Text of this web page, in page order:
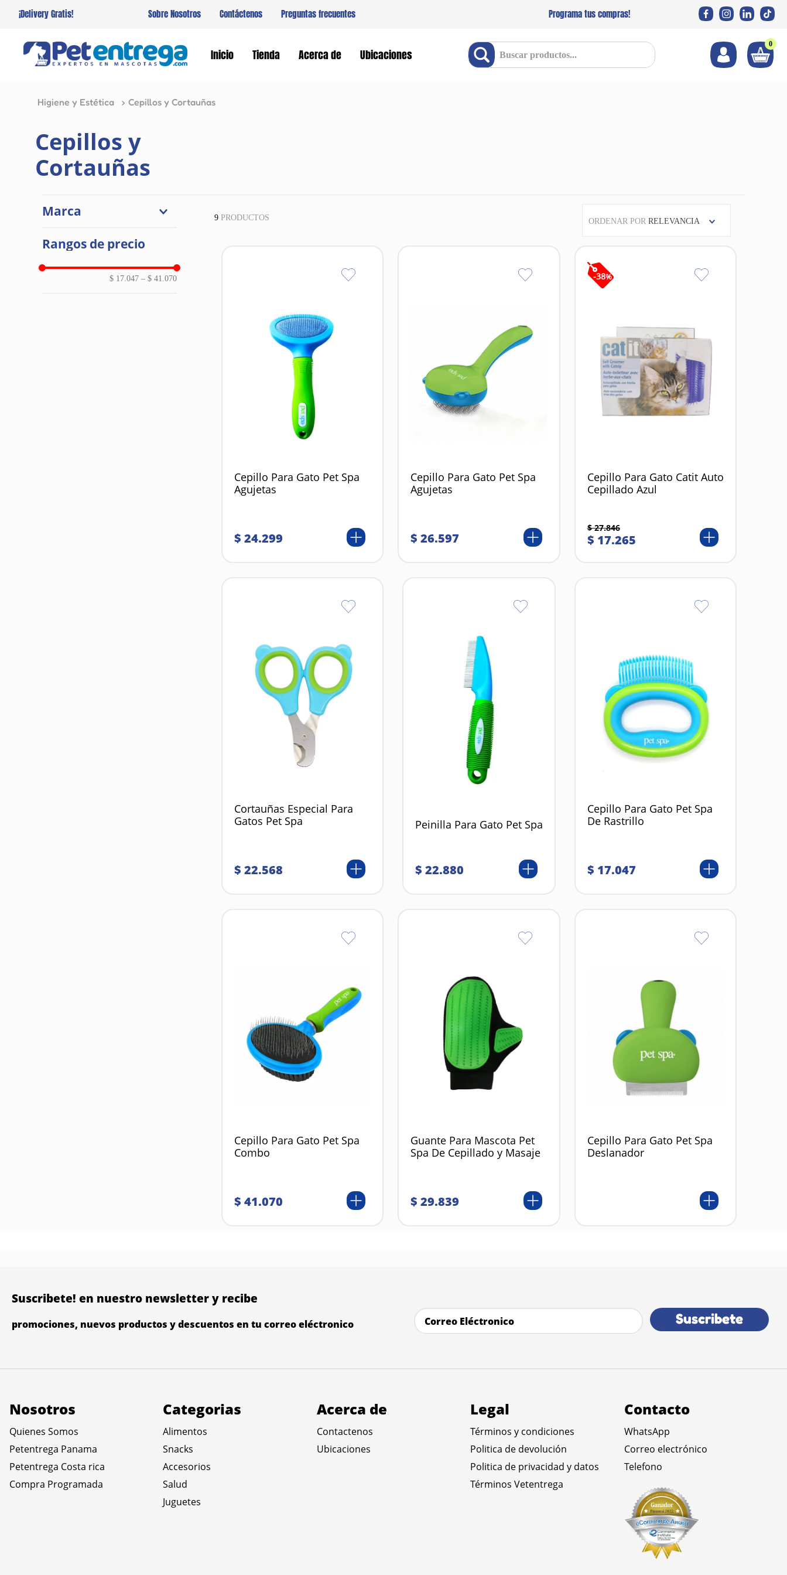
¡Delivery Gratis! Sobre Nosotros Contáctenos Preguntas frecuentes Programa tus compras!
Inicio Tienda Acerca de Ubicaciones
Buscar productos... 0
Higiene y Estética Cepillos y Cortauñas
Cepillos y
Cortauñas
Marca
Cat It
Rangos de precio
$ 17.047 – $ 41.070
9 PRODUCTOS ORDENAR POR RELEVANCIA
Cepillo Para Gato Pet Spa
Agujetas
$ 24.299
Cepillo Para Gato Pet Spa
Agujetas
$ 26.597
-38%
Cepillo Para Gato Catit Auto
Cepillado Azul
$ 27.846
$ 17.265
Cortauñas Especial Para
Gatos Pet Spa
$ 22.568
Peinilla Para Gato Pet Spa
$ 22.880
Cepillo Para Gato Pet Spa
De Rastrillo
$ 17.047
Cepillo Para Gato Pet Spa
Combo
$ 41.070
Guante Para Mascota Pet
Spa De Cepillado y Masaje
$ 29.839
Cepillo Para Gato Pet Spa
Deslanador
Suscribete! en nuestro newsletter y recibe
promociones, nuevos productos y descuentos en tu correo eléctronico Suscribete
Nosotros
Quienes Somos
Petentrega Panama
Petentrega Costa rica
Compra Programada
Categorias
Alimentos
Snacks
Accesorios
Salud
Juguetes
Acerca de
Contactenos
Ubicaciones
Legal
Términos y condiciones
Politica de devolución
Politica de privacidad y datos
Términos Vetentrega
Contacto
WhatsApp
Correo electrónico
Telefono